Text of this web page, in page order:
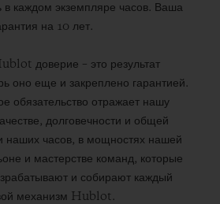
в каждом экземпляре часов. Ваша
на 10 лет.
доверие – это результат
оно еще и закреплено гарантией.
обязательство отражает нашу
долговечности и общей
наших часов, в мощностях нашей
и мастерстве команд, которые
и собирают каждый
механизм Hublot.